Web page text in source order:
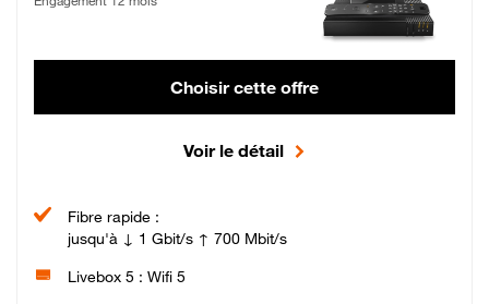
Choisir cette offre
Voir le détail
Fibre rapide :
jusqu'à ↓ 1 Gbit/s ↑ 700 Mbit/s
Livebox 5 : Wifi 5